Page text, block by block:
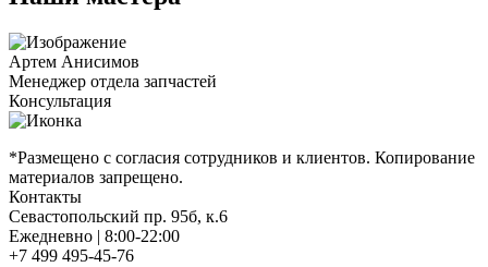
Артем Анисимов
Менеджер отдела запчастей
Консультация
*Размещено с согласия сотрудников и клиентов. Копирование
материалов запрещено.
Контакты
Севастопольский пр. 95б, к.6
Ежедневно | 8:00-22:00
+7 499 495-45-76